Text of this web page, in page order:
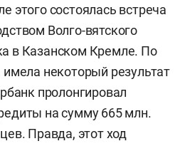
этого состоялась встреча
Волго-вятского
в Казанском Кремле. По
некоторый результат
пролонгировал
на сумму 665 млн.
Правда, этот ход